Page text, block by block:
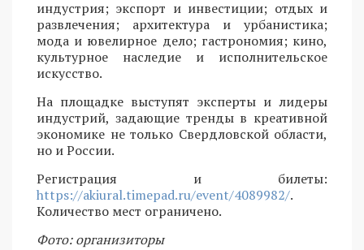
индустрия; экспорт и инвестиции; отдых и
развлечения; архитектура и урбанистика;
мода и ювелирное дело; гастрономия; кино,
культурное наследие и исполнительское
искусство.
На площадке выступят эксперты и лидеры
индустрий, задающие тренды в креативной
экономике не только Свердловской области,
но и России.
Регистрация и билеты:
https://akiural.timepad.ru/event/4089982/.
Количество мест ограничено.
Фото: организиторы